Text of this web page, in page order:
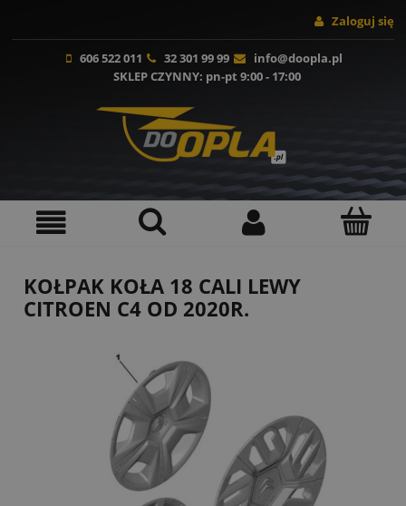
Zaloguj się
606 522 011 32 301 99 99
info@doopla.pl
SKLEP CZYNNY: pn-pt 9:00 - 17:00
KOŁPAK KOŁA 18 CALI LEWY
CITROEN C4 OD 2020R.